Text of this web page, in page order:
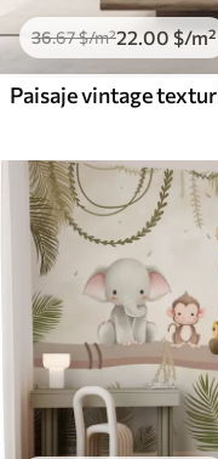
36.67$/m²22 .00$/m²